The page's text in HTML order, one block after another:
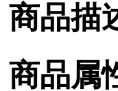
商品描
商品属